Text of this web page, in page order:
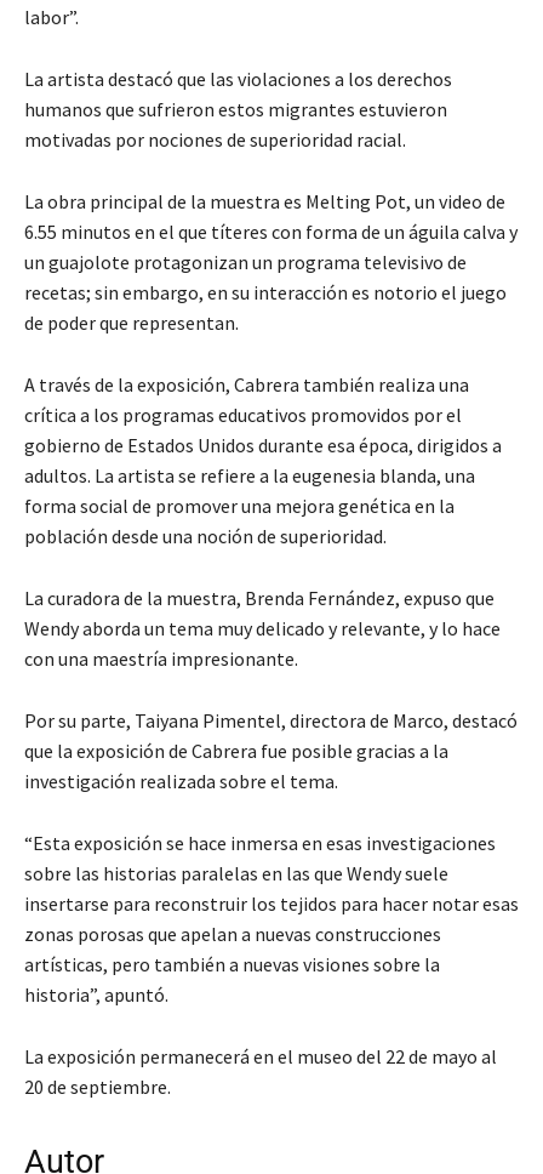
labor”.
La artista destacó que las violaciones a los derechos
humanos que sufrieron estos migrantes estuvieron
motivadas por nociones de superioridad racial.
La obra principal de la muestra es Melting Pot, un video de
6.55 minutos en el que títeres con forma de un águila calva y
un guajolote protagonizan un programa televisivo de
recetas; sin embargo, en su interacción es notorio el juego
de poder que representan.
A través de la exposición, Cabrera también realiza una
crítica a los programas educativos promovidos por el
gobierno de Estados Unidos durante esa época, dirigidos a
adultos. La artista se refiere a la eugenesia blanda, una
forma social de promover una mejora genética en la
población desde una noción de superioridad.
La curadora de la muestra, Brenda Fernández, expuso que
Wendy aborda un tema muy delicado y relevante, y lo hace
con una maestría impresionante.
Por su parte, Taiyana Pimentel, directora de Marco, destacó
que la exposición de Cabrera fue posible gracias a la
investigación realizada sobre el tema.
“Esta exposición se hace inmersa en esas investigaciones
sobre las historias paralelas en las que Wendy suele
insertarse para reconstruir los tejidos para hacer notar esas
zonas porosas que apelan a nuevas construcciones
artísticas, pero también a nuevas visiones sobre la
historia”, apuntó.
La exposición permanecerá en el museo del 22 de mayo al
20 de septiembre.
Autor